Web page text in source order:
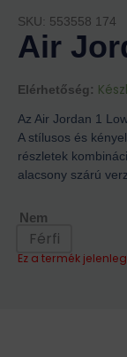
SKU: 553558 174
Air
Elérhetőség:
Az Air Jordan 1
A stílusos és
részletek
alacsony szárú
Nem
Férfi
Ez a termék